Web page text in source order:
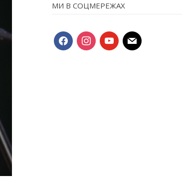
МИ В СОЦМЕРЕЖАХ
facebookinstagramyoutubemail